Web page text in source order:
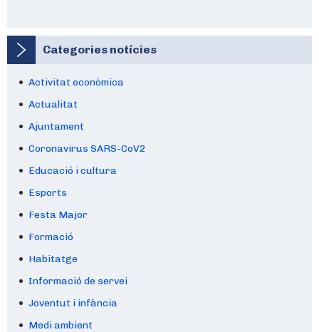
Busco Wifi (instrumental)
Categories notícies
Activitat econòmica
Actualitat
Ajuntament
Coronavirus SARS-CoV2
Educació i cultura
Esports
Festa Major
Formació
Habitatge
Informació de servei
Joventut i infància
Medi ambient